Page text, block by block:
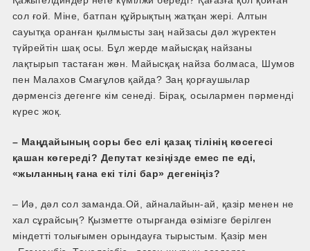
сол ғой. Міне, батпан құйрықтың жатқан жері. Алтын
сауытқа оранған қылмысты заң найзасы дәл жүректен
түйрейтін шақ осы. Бұл жерде майысқақ найзаны
лақтырып тастаған жөн. Майысқақ найза болмаса, Шумов
пен Малахов Смағұлов қайда? Заң қорғаушылар
дәрменсіз дегенге кім сенеді. Бірақ, осылармен пәрменді
күрес жоқ.
– Маңдайының соры бес елі қазақ тілінің көсегесі
қашан көгереді? Депутат кезіңізде емес пе еді,
«жыланның ғана екі тілі бар» дегеніңіз?
– Иә, дәл сол заманда.Ой, айналайын-ай, қазір менен не
хал сұрайсың? Қызметте отырғанда өзімізге берілген
міндетті толығымен орындауға тырыстым. Қазір мен